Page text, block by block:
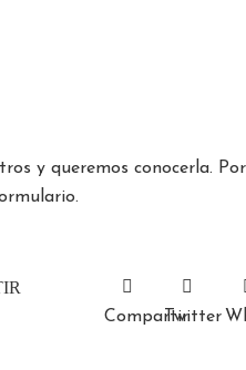
y queremos conocerla.
CompartirTwitter